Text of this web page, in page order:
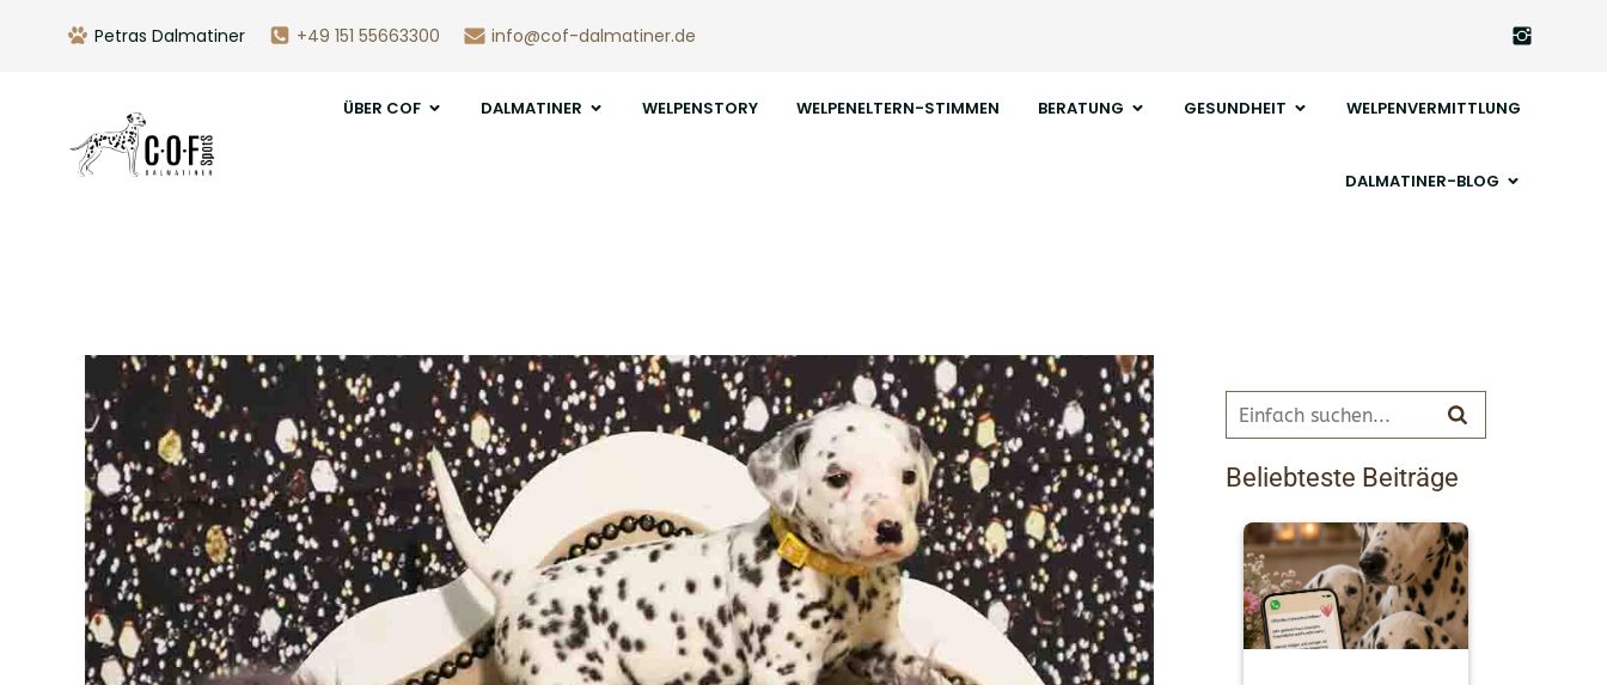
Petras Dalmatiner +49 151 55663300 info@cof-dalmatiner.de
ÜBER COF DALMATINER WELPENSTORY WELPENELTERN-STIMMEN BERATUNG GESUNDHEIT WELPENVERMITTLUNG
DALMATINER-BLOG
Beliebteste Beiträge